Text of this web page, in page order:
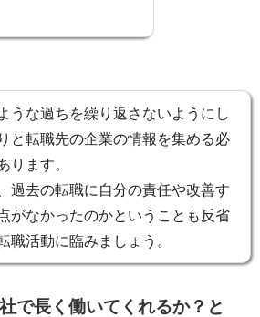
うな過ちを繰り返さないように し
と転職先の企業の情報を集める必
ります。
過去の転職に自分の責任や改善す
がなかったのかということも反省
職活動に臨みましょう。
で長く働いてくれるか？と